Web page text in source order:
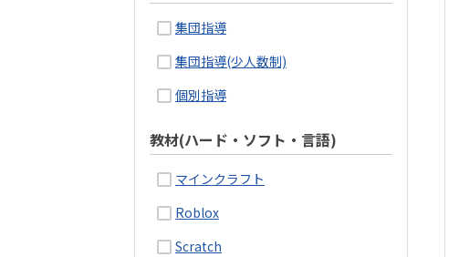
集団指導
集団指導(少人数制)
個別指導
教材(ハード・ソフト・言語)
マインクラフト
Roblox
Scratch